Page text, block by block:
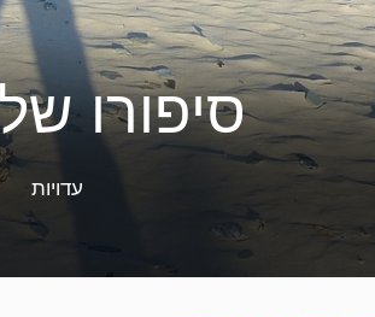
סיפורו של
עדויות